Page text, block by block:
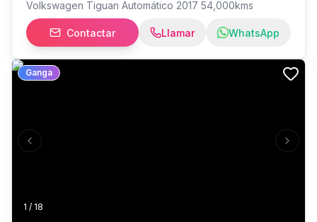
Volkswagen Tiguan Automático 2017 54,000kms
Contactar Llamar WhatsApp
1 / 18
Previous slide Next
Ganga